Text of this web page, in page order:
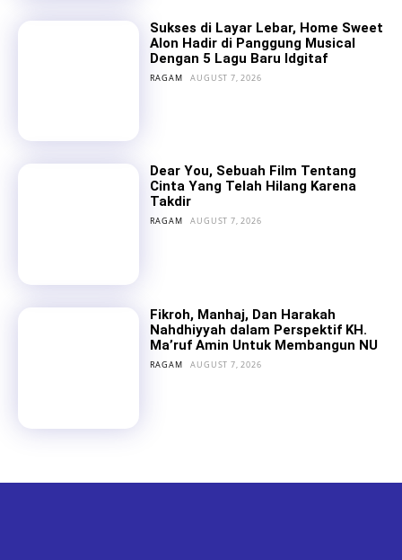
Sukses di Layar Lebar, Home Sweet
Alon Hadir di Panggung Musical
Dengan 5 Lagu Baru Idgitaf
RAGAM AUGUST 7, 2026
Dear You, Sebuah Film Tentang
Cinta Yang Telah Hilang Karena
Takdir
RAGAM AUGUST 7, 2026
Fikroh, Manhaj, Dan Harakah
Nahdhiyyah dalam Perspektif KH.
Ma’ruf Amin Untuk Membangun NU
RAGAM AUGUST 7, 2026